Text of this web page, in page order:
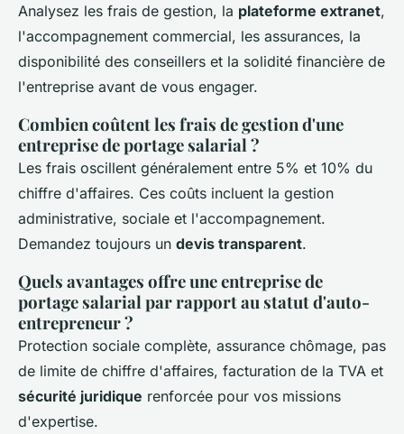
Analysez les frais de gestion, la plateforme extranet,
l'accompagnement commercial, les assurances, la
disponibilité des conseillers et la solidité financière de
l'entreprise avant de vous engager.
Combien coûtent les frais de gestion d'une
entreprise de portage salarial ?
Les frais oscillent généralement entre 5% et 10% du
chiffre d'affaires. Ces coûts incluent la gestion
administrative, sociale et l'accompagnement.
Demandez toujours un devis transparent.
Quels avantages offre une entreprise de
portage salarial par rapport au statut d'auto-
entrepreneur ?
Protection sociale complète, assurance chômage, pas
de limite de chiffre d'affaires, facturation de la TVA et
sécurité juridique renforcée pour vos missions
d'expertise.